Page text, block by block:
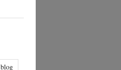
blog